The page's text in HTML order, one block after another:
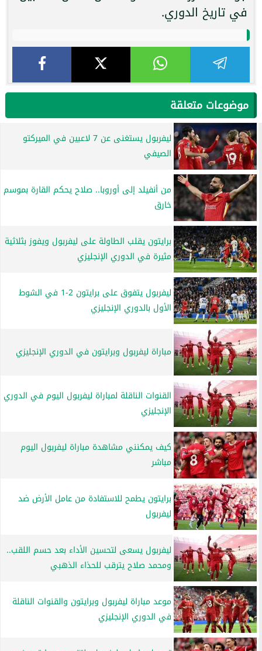
في تاريخ الدوري.
موضوعات متعلقة
ليفربول يستغنى عن 7 لاعبين في الميركتو
الصيفي
من أنفيلد إلى أوروبا.. صلاح يحكم القارة بموسم
خارق
برايتون يقلب الطاولة على ليفربول ويفوز بثلاثية
مثيرة في الدوري الإنجليزي
ليفربول يتفوق على برايتون 2-1 في الشوط
الأول بالدوري الإنجليزي
مباراة ليفربول وبرايتون في الدوري الإنجليزي
القنوات الناقلة لمباراة ليفربول اليوم في الدوري
الإنجليزي
كيف يمكنني مشاهدة مباراة ليفربول اليوم
مباشر
برايتون يطمح للاستفادة من عامل الأرض ضد
ليفربول
ليفربول يسعى لتحسين الأداء بعد حسم اللقب..
ومحمد صلاح يترقب للحذاء الذهبي
موعد مباراة ليفربول وبرايتون والقنوات الناقلة
في الدوري الإنجليزي